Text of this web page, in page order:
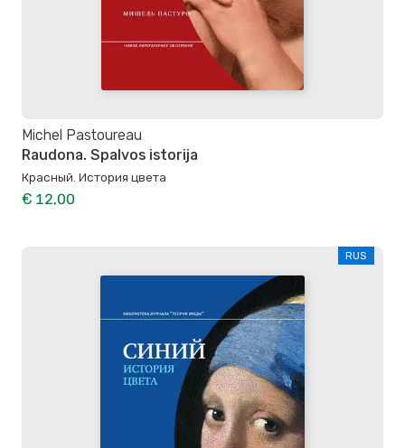
Michel Pastoureau
Raudona. Spalvos istorija
Красный. История цвета
€ 12,00
RUS